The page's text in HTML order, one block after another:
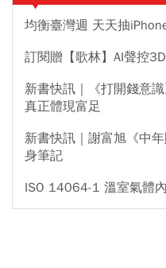
均衡臺灣週 天天抽
訂閱贈【歌林】AI聲控
新書快訊｜《打開錢意
真正體現富足
新書快訊｜謝富旭《中
身筆記
ISO 14064-1 溫室氣體